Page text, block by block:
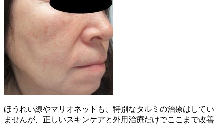
ほうれい線やマリオネットも、特別なタルミの治療はしてい
ませんが、正しいスキンケアと外用治療だけでここまで改善